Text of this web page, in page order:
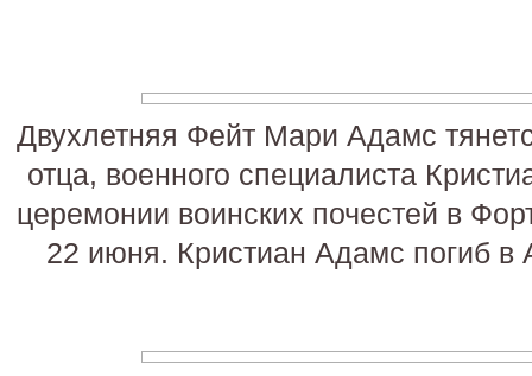
Двухлетняя Фейт Мари Адамс
отца, военного специалиста
церемонии воинских почестей в
22 июня. Кристиан Адамс погиб